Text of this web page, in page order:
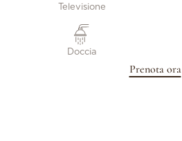
Televisione
Doccia
Prenota ora